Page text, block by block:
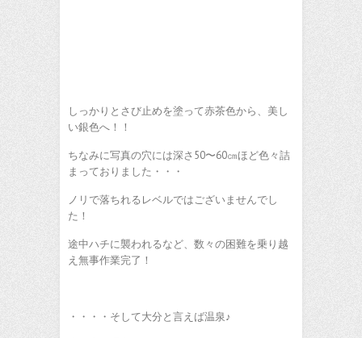
しっかりとさび止めを塗って赤茶色から、美し
い銀色へ！！
ちなみに写真の穴には深さ50〜60㎝ほど色々詰
まっておりました・・・
ノリで落ちれるレベルではございませんでし
た！
途中ハチに襲われるなど、数々の困難を乗り越
え無事作業完了！
・・・・そして大分と言えば温泉♪